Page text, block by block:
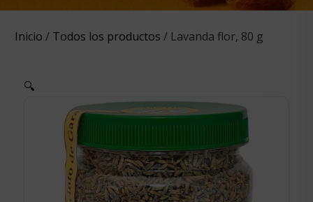
Inicio / Todos los productos / Lavanda flor, 80 g
🔍